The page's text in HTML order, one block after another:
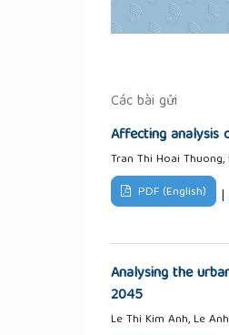
Các bài gửi
Affecting analysis
Tran Thi Hoai
PDF (English) |
Analysing the
2045
Le Thi Kim Anh, Le